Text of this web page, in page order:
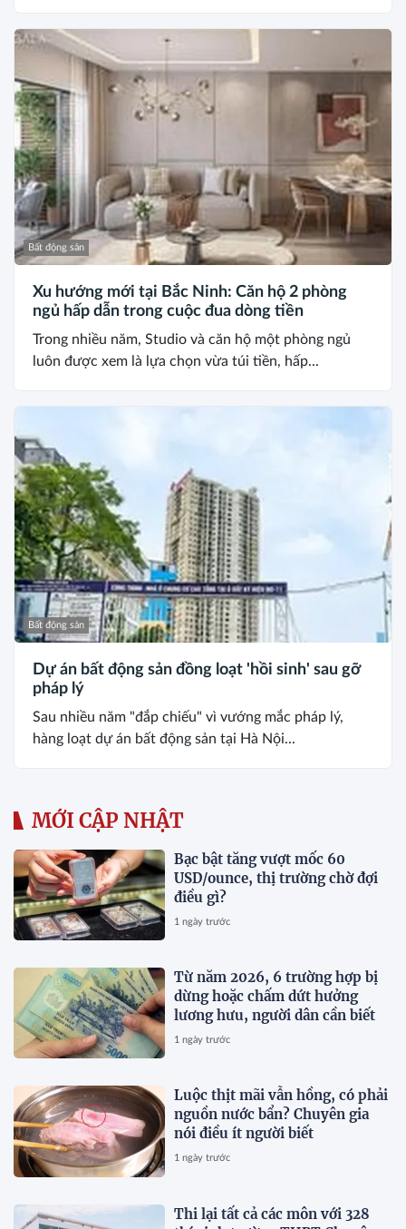
Bất động sản
Xu hướng mới tại Bắc Ninh: Căn hộ 2 phòng
ngủ hấp dẫn trong cuộc đua dòng tiền
Trong nhiều năm, Studio và căn hộ một phòng ngủ
luôn được xem là lựa chọn vừa túi tiền, hấp...
Bất động sản
Dự án bất động sản đồng loạt 'hồi sinh' sau gỡ
pháp lý
Sau nhiều năm "đắp chiếu" vì vướng mắc pháp lý,
hàng loạt dự án bất động sản tại Hà Nội...
MỚI CẬP NHẬT
Bạc bật tăng vượt mốc 60
USD/ounce, thị trường chờ đợi
điều gì?
1 ngày trước
Từ năm 2026, 6 trường hợp bị
dừng hoặc chấm dứt hưởng
lương hưu, người dân cần biết
1 ngày trước
Luộc thịt mãi vẫn hồng, có phải
nguồn nước bẩn? Chuyên gia
nói điều ít người biết
1 ngày trước
Thi lại tất cả các môn với 328